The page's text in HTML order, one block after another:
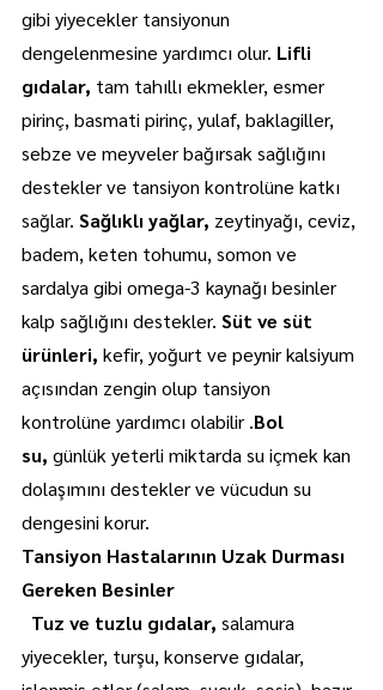
gibi yiyecekler tansiyonun
dengelenmesine yardımcı olur. Lifli
gıdalar, tam tahıllı ekmekler, esmer
pirinç, basmati pirinç, yulaf, baklagiller,
sebze ve meyveler bağırsak sağlığını
destekler ve tansiyon kontrolüne katkı
sağlar. Sağlıklı yağlar, zeytinyağı, ceviz,
badem, keten tohumu, somon ve
sardalya gibi omega-3 kaynağı besinler
kalp sağlığını destekler. Süt ve süt
ürünleri, kefir, yoğurt ve peynir kalsiyum
açısından zengin olup tansiyon
kontrolüne yardımcı olabilir .Bol
su, günlük yeterli miktarda su içmek kan
dolaşımını destekler ve vücudun su
dengesini korur.
Tansiyon Hastalarının Uzak Durması
Gereken Besinler
Tuz ve tuzlu gıdalar, salamura
yiyecekler, turşu, konserve gıdalar,